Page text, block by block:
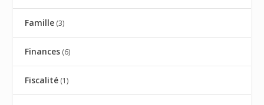
Famille (3)
Finances (6)
Fiscalité (1)